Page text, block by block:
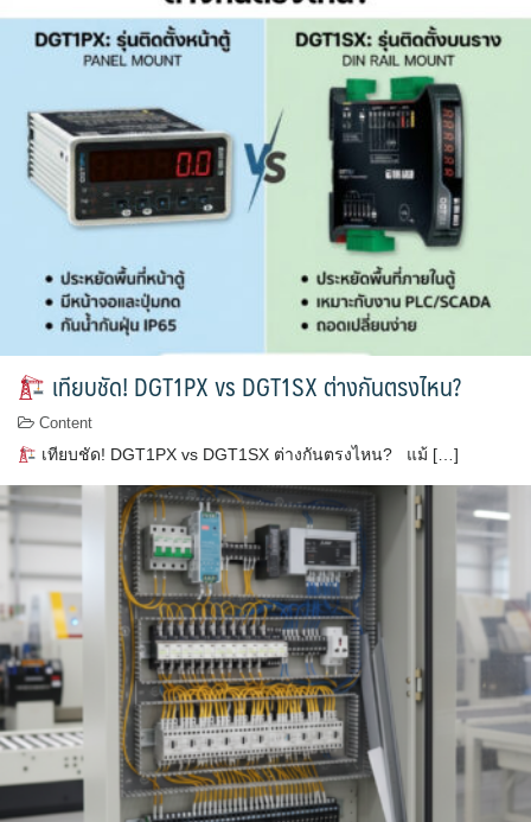
เทียบชัด! DGT1PX vs DGT1SX ต่างกันตรงไหน?
Content
เทียบชัด! DGT1PX vs DGT1SX ต่างกันตรงไหน? แม้ […]